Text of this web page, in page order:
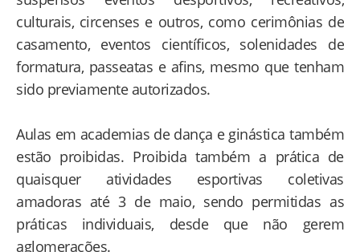
culturais, circenses e outros, como cerimônias de
casamento, eventos científicos, solenidades de
formatura, passeatas e afins, mesmo que tenham
sido previamente autorizados.
Aulas em academias de dança e ginástica também
estão proibidas. Proibida também a prática de
quaisquer atividades esportivas coletivas
amadoras até 3 de maio, sendo permitidas as
práticas individuais, desde que não gerem
aglomerações.